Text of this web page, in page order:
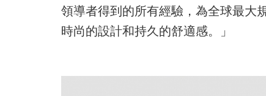
領導者得到的所有經驗，為全球最大
時尚的設計和持久的舒適感。」